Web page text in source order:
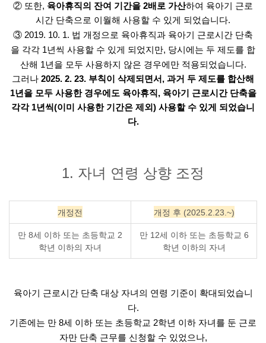
② 또한, 육아휴직의 잔여 기간을 2배로 가산하여 육아기 근로
시간 단축으로 이월해 사용할 수 있게 되었습니다.
③ 2019. 10. 1. 법 개정으로 육아휴직과 육아기 근로시간 단축
을 각각 1년씩 사용할 수 있게 되었지만, 당시에는 두 제도를 합
산해 1년을 모두 사용하지 않은 경우에만 적용되었습니다.
그러나 2025. 2. 23. 부칙이 삭제되면서, 과거 두 제도를 합산해
1년을 모두 사용한 경우에도 육아휴직, 육아기 근로시간 단축을
각각 1년씩(이미 사용한 기간은 제외) 사용할 수 있게 되었습니
다.
1. 자녀 연령 상향 조정
개정전 개정 후 (2025.2.23.~)
만 8세 이하 또는 초등학교 2
학년 이하의 자녀
만 12세 이하 또는 초등학교 6
학년 이하의 자녀
육아기 근로시간 단축 대상 자녀의 연령 기준이 확대되었습니
다.
기존에는 만 8세 이하 또는 초등학교 2학년 이하 자녀를 둔 근로
자만 단축 근무를 신청할 수 있었으나,